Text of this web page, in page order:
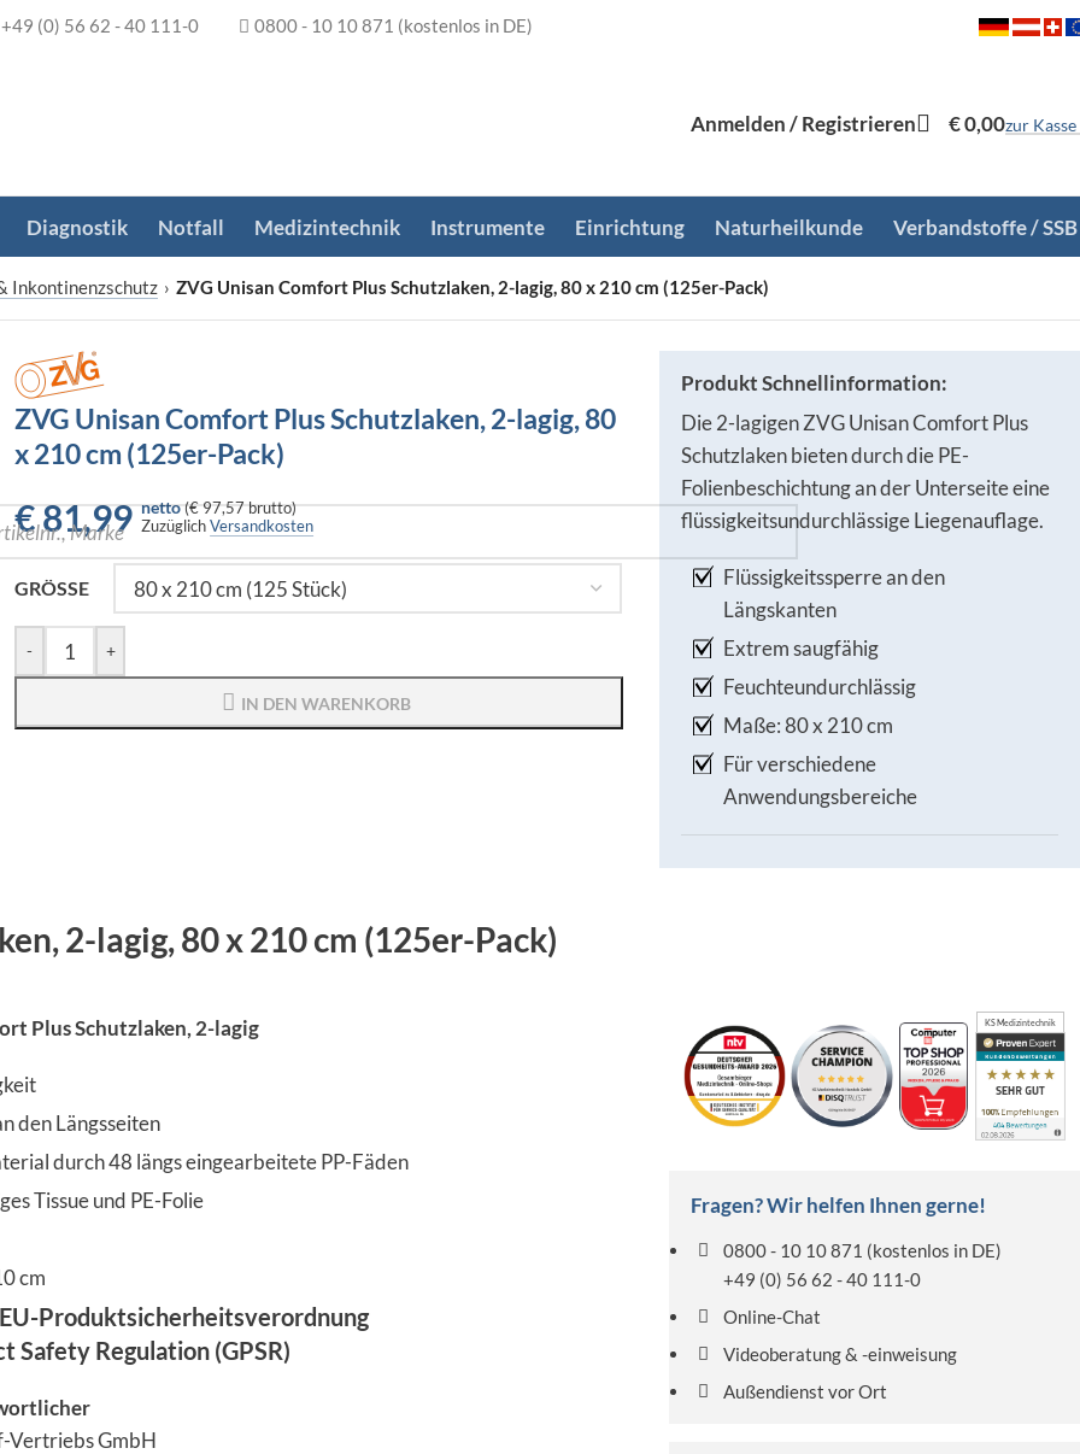
+49 (0) 56 62 - 40 111-0 0800 - 10 10 871 (kostenlos in DE)
Anmelden / Registrieren €0,00zur Kasse
Diagnostik Notfall Medizintechnik Instrumente Einrichtung Naturheilkunde Verbandstoffe / SSB
Inkontinenzschutz › ZVG Unisan Comfort Plus Schutzlaken, 2-lagig, 80 x 210 cm (125er-Pack)
ZVG Unisan Comfort Plus Schutzlaken, 2-lagig, 80
x 210 cm (125er-Pack)
€81,99 netto(€ 97,57brutto)
ZuzüglichVersandkosten
GRÖSSE
- +
IN DEN WARENKORB
Produkt Schnellinformation:
Die 2-lagigen ZVG Unisan Comfort Plus
Schutzlaken bieten durch die PE-
Folienbeschichtung an der Unterseite eine
flüssigkeitsundurchlässige Liegenauflage.
Flüssigkeitssperre an den
Längskanten
Extrem saugfähig
Feuchteundurchlässig
Maße: 80 x 210 cm
Für verschiedene
Anwendungsbereiche
2-lagig, 80 x 210 cm (125er-Pack)
Plus Schutzlaken, 2-lagig
den Längsseiten
durch 48 längs eingearbeitete PP-Fäden
Tissue und PE-Folie
cm
Produktsicherheitsverordnung
Safety Regulation (GPSR)
Vertriebs GmbH
KS Medizintechnik
Fragen? Wir helfen Ihnen gerne!
0800 - 10 10 871 (kostenlos in DE)
+49 (0) 56 62 - 40 111-0
Online-Chat
Videoberatung & -einweisung
Außendienst vor Ort